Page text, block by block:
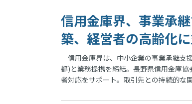
信用金庫界、事業承
築、経営者の高齢化
信用金庫界は、中小企業の事業承継支
都)と業務提携を締結。長野県信用金庫
者対応をサポート。取引先との持続的な